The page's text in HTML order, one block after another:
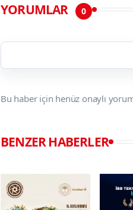
YORUMLAR 0
Bu haber için henüz onaylı
BENZER HABERLER